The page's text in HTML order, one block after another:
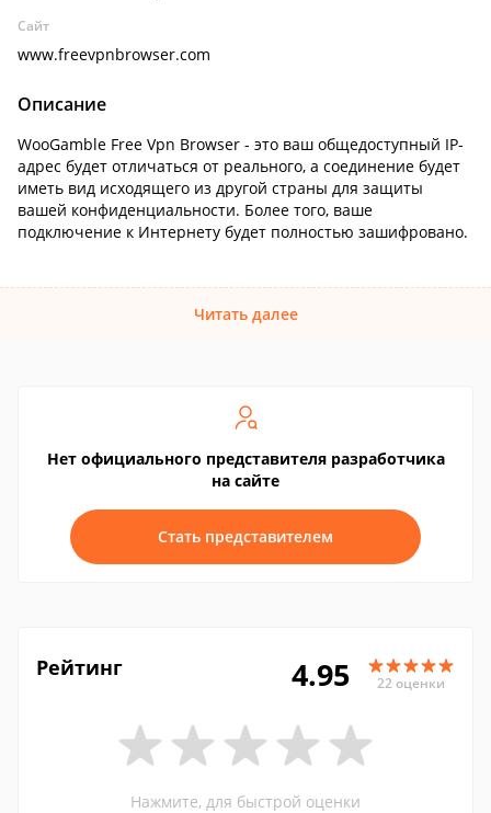
Сайт
www.freevpnbrowser.com
Описание
WooGamble Free Vpn Browser - это ваш общедоступный IP-
адрес будет отличаться от реального, а соединение будет
иметь вид исходящего из другой страны для защиты
вашей конфиденциальности. Более того, ваше
подключение к Интернету будет полностью зашифровано.
Читать далее
Нет официального представителя разработчика
на сайте
Стать представителем
Рейтинг 4.95 22 оценки
Нажмите, для быстрой оценки